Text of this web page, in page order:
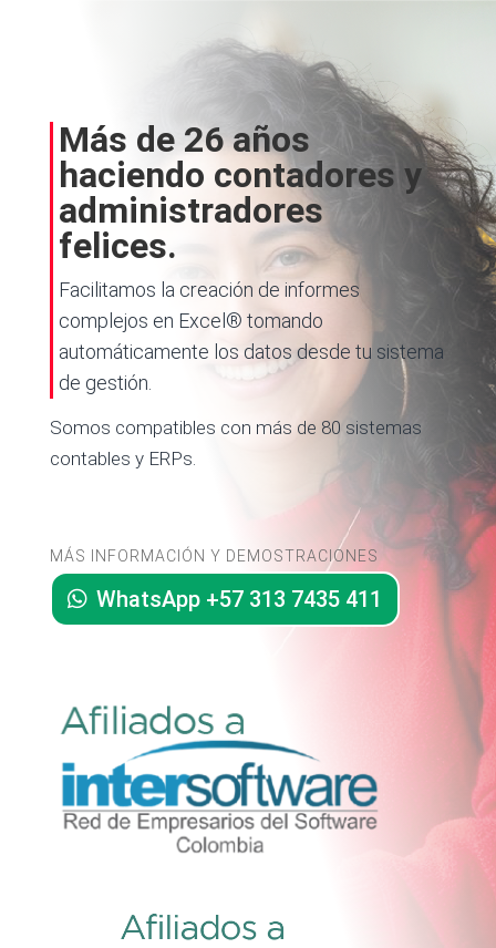
Más de 26 años
haciendo contadores y
administradores
felices.
Facilitamos la creación de informes
complejos en Excel® tomando
automáticamente los datos desde tu sistema
de gestión.
Somos compatibles con más de 80 sistemas
contables y ERPs.
MÁS INFORMACIÓN Y DEMOSTRACIONES
WhatsApp +57 313 7435 411